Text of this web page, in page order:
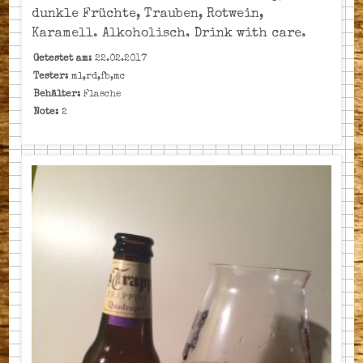
dunkle Früchte, Trauben, Rotwein,
Karamell. Alkoholisch. Drink with care.
Getestet am: 22.02.2017
Tester: ml,rd,fb,mc
Behälter: Flasche
Note: 2